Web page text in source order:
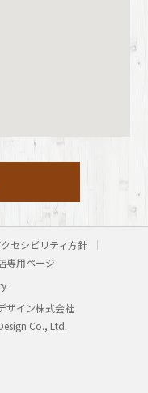
セシビリティ方針
専用ページ
ザイン株式会社
Co., Ltd.